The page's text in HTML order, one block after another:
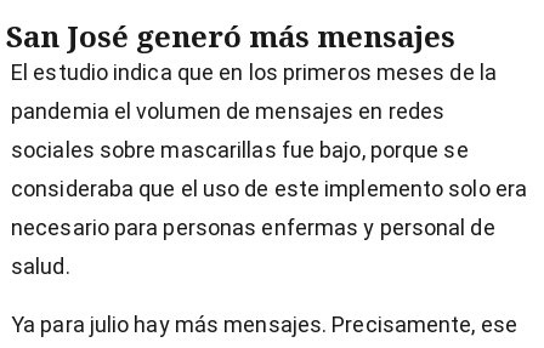
San José generó más mensajes
El estudio indica que en los primeros meses de la
pandemia el volumen de mensajes en redes
sociales sobre mascarillas fue bajo, porque se
consideraba que el uso de este implemento solo era
necesario para personas enfermas y personal de
salud.
Ya para julio hay más mensajes. Precisamente, ese